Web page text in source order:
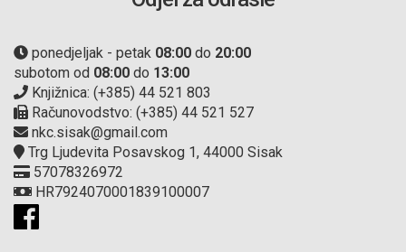
ponedjeljak - petak 08:00 do 20:00
subotom od 08:00 do 13:00
Knjižnica: (+385) 44 521 803
Računovodstvo: (+385) 44 521 527
nkc.sisak@gmail.com
Trg Ljudevita Posavskog 1, 44000 Sisak
57078326972
HR7924070001839100007